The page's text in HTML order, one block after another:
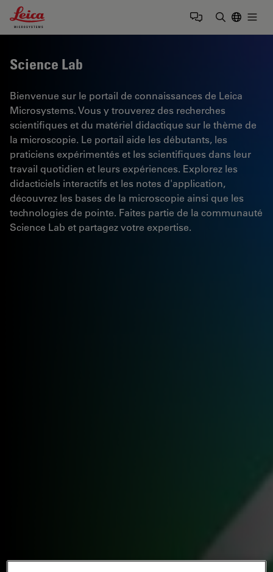
Leica Microsystems Logo
Science Lab
Bienvenue sur le portail de connaissances de Leica
Microsystems. Vous y trouverez des recherches
scientifiques et du matériel didactique sur le thème de
la microscopie. Le portail aide les débutants, les
praticiens expérimentés et les scientifiques dans leur
travail quotidien et leurs expériences. Explorez les
didacticiels interactifs et les notes d'application,
découvrez les bases de la microscopie ainsi que les
technologies de pointe. Faites partie de la communauté
Science Lab et partagez votre expertise.